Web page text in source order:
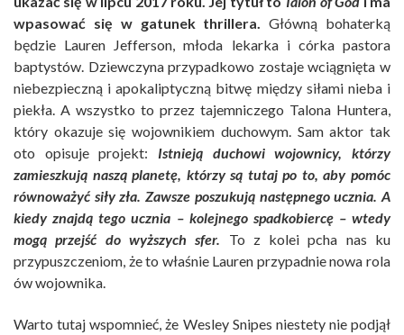
wpasować się w gatunek thrillera. Główną bohaterką
będzie Lauren Jefferson, młoda lekarka i córka pastora
baptystów. Dziewczyna przypadkowo zostaje wciągnięta w
niebezpieczną i apokaliptyczną bitwę między siłami nieba i
piekła. A wszystko to przez tajemniczego Talona Huntera,
który okazuje się wojownikiem duchowym. Sam aktor tak
oto opisuje projekt: Istnieją duchowi wojownicy, którzy
zamieszkują naszą planetę, którzy są tutaj po to, aby pomóc
równoważyć siły zła. Zawsze poszukują następnego ucznia. A
kiedy znajdą tego ucznia – kolejnego spadkobiercę – wtedy
mogą przejść do wyższych sfer. To z kolei pcha nas ku
przypuszczeniom, że to właśnie Lauren przypadnie nowa rola
ów wojownika.
Warto tutaj wspomnieć, że Wesley Snipes niestety nie podjął